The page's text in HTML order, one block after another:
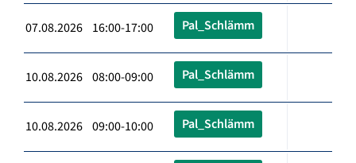
07.08.2026 16:00-17:00 Pal_Schlämm
10.08.2026 08:00-09:00 Pal_Schlämm
10.08.2026 09:00-10:00 Pal_Schlämm